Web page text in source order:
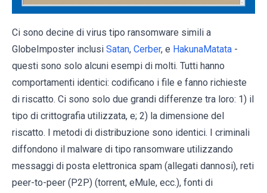
Ci sono decine di virus tipo ransomware simili a
GlobeImposter inclusi Satan, Cerber, e HakunaMatata -
questi sono solo alcuni esempi di molti. Tutti hanno
comportamenti identici: codificano i file e fanno richieste
di riscatto. Ci sono solo due grandi differenze tra loro: 1) il
tipo di crittografia utilizzata, e; 2) la dimensione del
riscatto. I metodi di distribuzione sono identici. I criminali
diffondono il malware di tipo ransomware utilizzando
messaggi di posta elettronica spam (allegati dannosi), reti
peer-to-peer (P2P) (torrent, eMule, ecc.), fonti di